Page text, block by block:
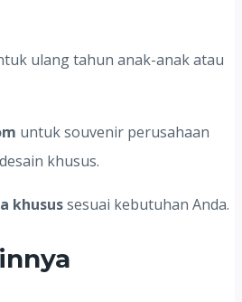
ulang tahun anak-anak atau
untuk souvenir perusahaan
khusus.
khusussesuai kebutuhan Anda.